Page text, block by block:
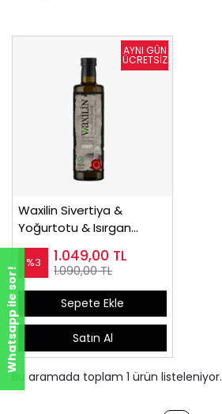
Waxilin Sivertiya &
Yoğurtotu & Isırgan
Yaprağı ve Karahindiba
İçeren Sıvı İçecek 250ml
%3 1.049,00 TL
1.090,00 TL
Sepete Ekle
Satın Al
Bu aramada toplam 1 ürün listeleniyor.
Whatsapp ile sor!